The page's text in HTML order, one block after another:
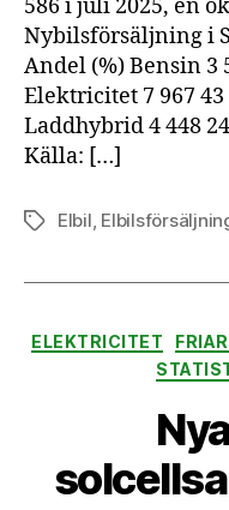
586 i juli 2025, en
Nybilsförsäljning i
Andel (%) Bensin 3
Elektricitet 7 967
Laddhybrid 4 448
Källa: […]
Etiketter
Elbil
ELEKTRICITET